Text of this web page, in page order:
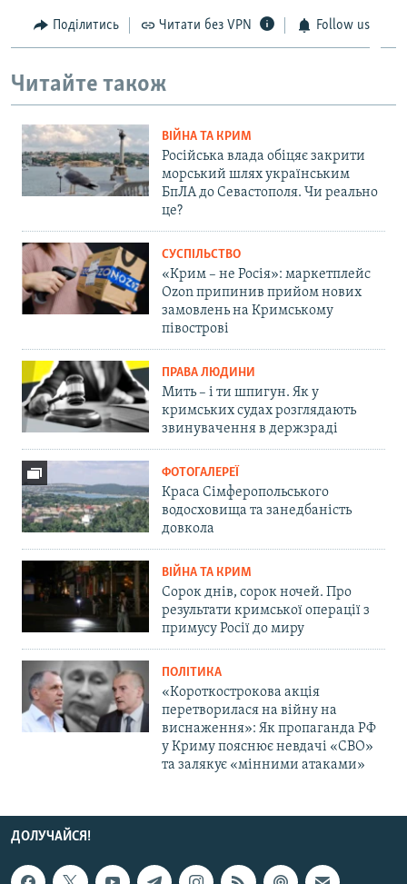
Поділитись Читати без VPN Follow us
Читайте також
ВІЙНА ТА КРИМ
Російська влада обіцяє закрити
морський шлях українським
БпЛА до Севастополя. Чи реально
це?
СУСПІЛЬСТВО
«Крим – не Росія»: маркетплейс
Ozon припинив прийом нових
замовлень на Кримському
півострові
ПРАВА ЛЮДИНИ
Мить – і ти шпигун. Як у
кримських судах розглядають
звинувачення в держзраді
ФОТОГАЛЕРЕЇ
Краса Сімферопольського
водосховища та занедбаність
довкола
ВІЙНА ТА КРИМ
Сорок днів, сорок ночей. Про
результати кримської операції з
примусу Росії до миру
ПОЛІТИКА
«Короткострокова акція
перетворилася на війну на
виснаження»: Як пропаганда РФ
у Криму пояснює невдачі «СВО»
та залякує «мінними атаками»
ДОЛУЧАЙСЯ!